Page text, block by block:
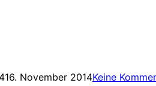
16. November 2014Keine